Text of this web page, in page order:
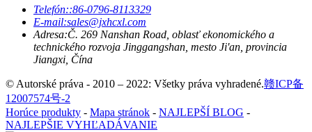
Telefón::86-0796-8113329
E-mail:sales@jxhcxl.com
Adresa:Č. 269 Nanshan Road, oblasť ekonomického a
technického rozvoja Jinggangshan, mesto Ji'an, provincia
Jiangxi, Čína
© Autorské práva - 2010 – 2022: Všetky práva vyhradené.赣ICP备
12007574号-2
Horúce produkty - Mapa stránok - NAJLEPŠÍ BLOG -
NAJLEPŠIE VYHĽADÁVANIE